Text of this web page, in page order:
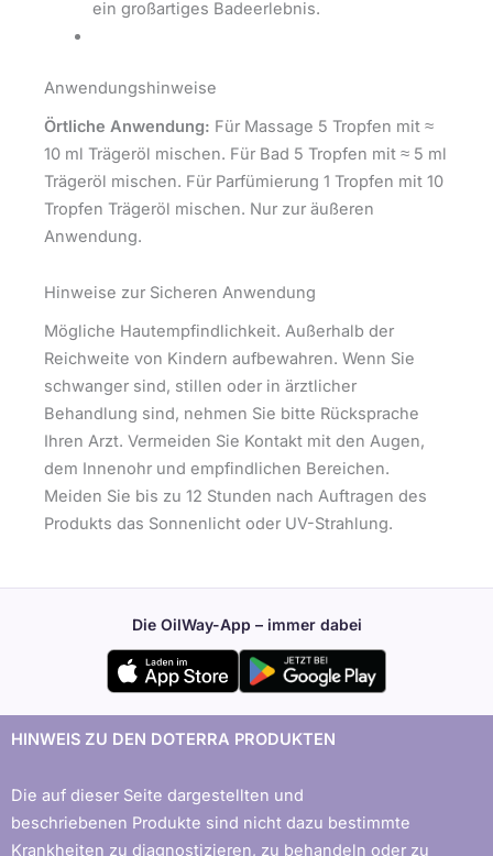
ein großartiges Badeerlebnis.
Anwendungshinweise
Örtliche Anwendung: Für Massage 5 Tropfen mit ≈
10 ml Trägeröl mischen. Für Bad 5 Tropfen mit ≈ 5 ml
Trägeröl mischen. Für Parfümierung 1 Tropfen mit 10
Tropfen Trägeröl mischen. Nur zur äußeren
Anwendung.
Hinweise zur Sicheren Anwendung
Mögliche Hautempfindlichkeit. Außerhalb der
Reichweite von Kindern aufbewahren. Wenn Sie
schwanger sind, stillen oder in ärztlicher
Behandlung sind, nehmen Sie bitte Rücksprache
Ihren Arzt. Vermeiden Sie Kontakt mit den Augen,
dem Innenohr und empfindlichen Bereichen.
Meiden Sie bis zu 12 Stunden nach Auftragen des
Produkts das Sonnenlicht oder UV-Strahlung.
Die OilWay-App – immer dabei
HINWEIS ZU DEN DOTERRA PRODUKTEN
Die auf dieser Seite dargestellten und
beschriebenen Produkte sind nicht dazu bestimmte
Krankheiten zu diagnostizieren, zu behandeln oder zu